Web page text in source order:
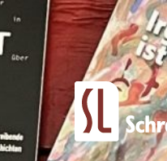
Zum Hauptinhalt springen